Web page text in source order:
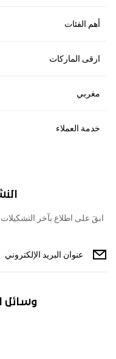
أهم الفئات
ارقى الماركات
مغربي
خدمة العملاء
ابقَ على اطلاع بآخر
وسائل